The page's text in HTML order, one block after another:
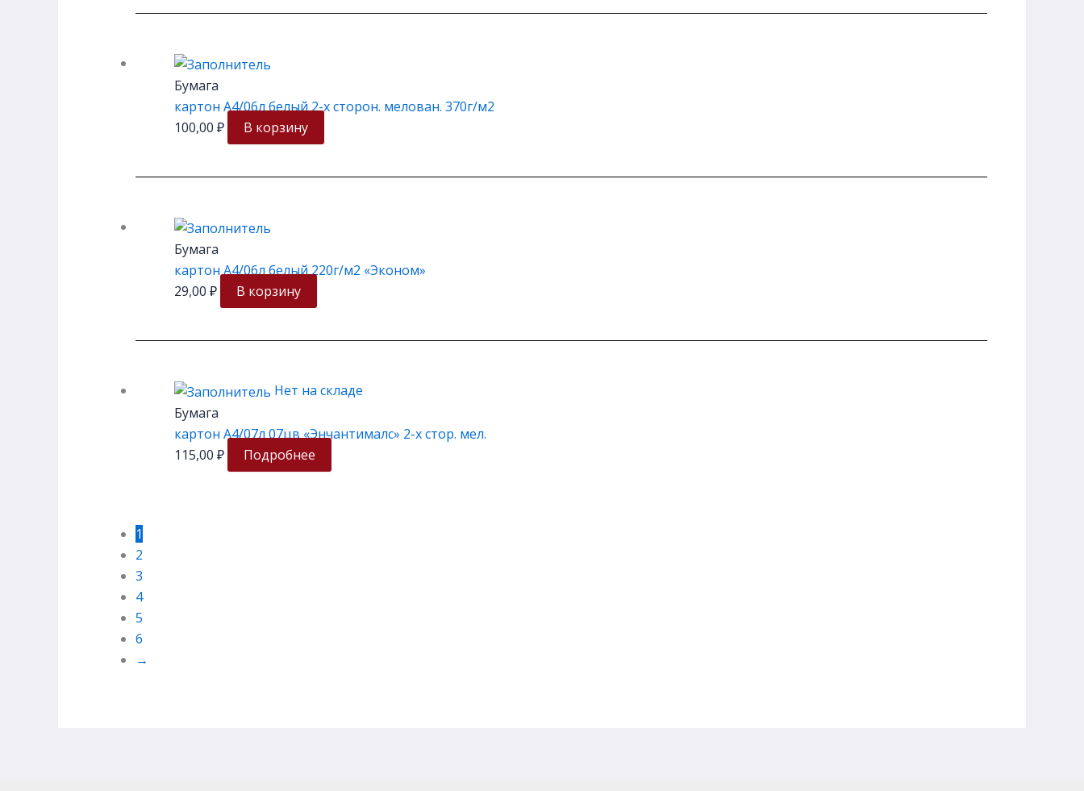
Бумага
картон А4/06л белый 2-х сторон. мелован. 370г/м2
100,00 ₽ В корзину
Бумага
картон А4/06л белый 220г/м2 «Эконом»
29,00 ₽ В корзину
Нет на складе
Бумага
картон А4/07л 07цв «Энчантималс» 2-х стор. мел.
115,00 ₽ Подробнее
1
2
3
4
5
6
→